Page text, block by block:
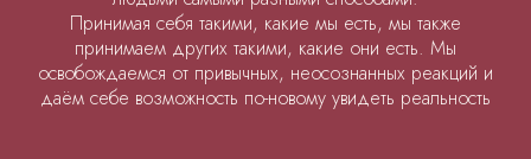
Принимая себя такими, какие мы есть, мы также
принимаем других такими, какие они есть. Мы
освобождаемся от привычных, неосознанных реакций и
даём себе возможность по-новому увидеть реальность